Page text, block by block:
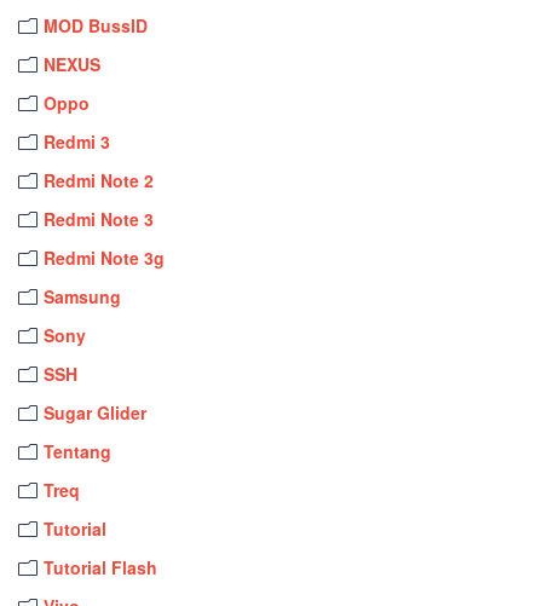
MOD BussID
NEXUS
Oppo
Redmi 3
Redmi Note 2
Redmi Note 3
Redmi Note 3g
Samsung
Sony
SSH
Sugar Glider
Tentang
Treq
Tutorial
Tutorial Flash